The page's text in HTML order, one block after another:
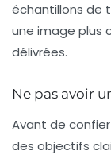
échantillons de
une image plus
délivrées.
Ne pas avoir
Avant de
des objectifs